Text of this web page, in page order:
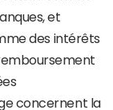
et
des intérêts
concernent la